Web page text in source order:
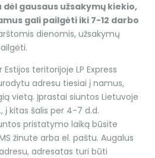
gausaus užsakymų kiekio,
gali pailgėti iki 7-12 darbo
dienomis, užsakymų
teritorijoje LP Express
adresu tiesiai į namus,
vietą. Įprastai siuntos Lietuvoje
kitas šalis per 4-7 d.d.
pristatymo laiką būsite
žinute arba el. paštu. Augalus
adresatas turi būti